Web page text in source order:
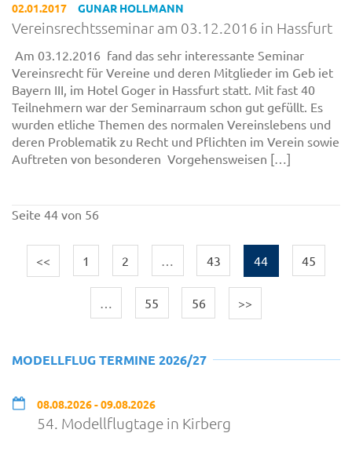
02.01.2017 GUNAR HOLLMANN
Vereinsrechtsseminar am 03.12.2016 in Hassfurt
Am 03.12.2016 fand das sehr interessante Seminar
Vereinsrecht für Vereine und deren Mitglieder im Geb iet
Bayern III, im Hotel Goger in Hassfurt statt. Mit fast 40
Teilnehmern war der Seminarraum schon gut gefüllt. Es
wurden etliche Themen des normalen Vereinslebens und
deren Problematik zu Recht und Pflichten im Verein sowie
Auftreten von besonderen Vorgehensweisen […]
Seite 44 von 56
<< 1 2 … 43 44 45
… 55 56 >>
MODELLFLUG TERMINE 2026/27
08.08.2026 - 09.08.2026
54. Modellflugtage in Kirberg